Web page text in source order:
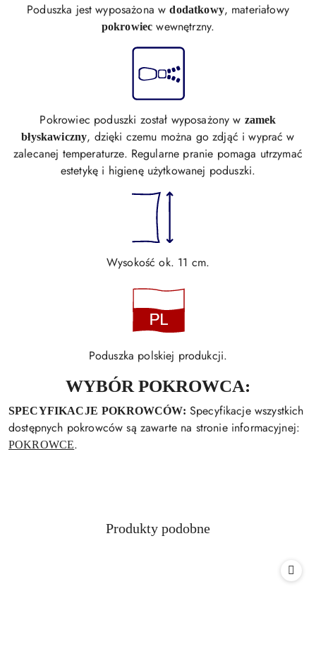
Poduszka jest wyposażona wdodatkowy, materiałowy
pokrowiec wewnętrzny.
Pokrowiec poduszki został wyposażony w zamek
błyskawiczny, dzięki czemu można go zdjąć i wyprać w
zalecanej temperaturze. Regularne pranie pomaga utrzymać
estetykę i higienę użytkowanej poduszki.
Wysokość ok. 11 cm.
Poduszka polskiej produkcji.
WYBÓR POKROWCA:
SPECYFIKACJE POKROWCÓW: Specyfikacje wszystkich
dostępnych pokrowców są zawarte na stronie informacyjnej:
POKROWCE.
Pomiń karuzelę produktów
Produkty
Produkty podobne